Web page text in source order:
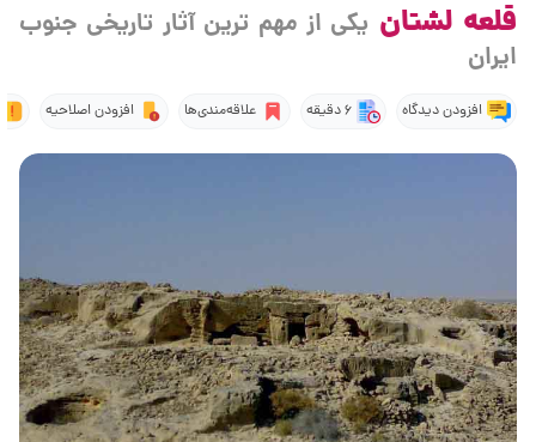
قلعه لشتان یکی از مهم ترین آثار تاریخی جنوب
ایران
افزودن دیدگاه 6 دقیقه علاقه‌مندی‌ها افزودن اصلاحیه